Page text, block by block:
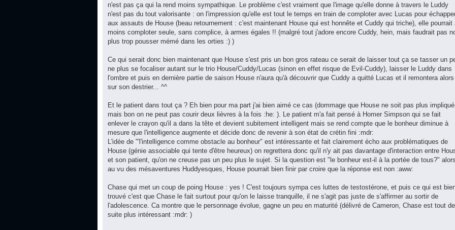
n'est pas ça qui la rend moins sympathique. Le problème c'est vraiment que l'image qu'elle donne à travers le Luddy
n'est pas du tout valorisante : on l'impression qu'elle est tout le temps en train de comploter avec Lucas pour
aux assauts de House (beau retournement : c'est maintenant House qui est honnête et Cuddy qui triche), elle pourrait
moins comploter seule, sans complice, à armes égales !! (malgré tout j'adore encore Cuddy, hein, mais faudrait pas
plus trop pousser mémé dans les orties :) )
Ce qui serait donc bien maintenant que House s'est pris un bon gros rateau ce serait de laisser tout ça se tasser un
ne plus se focaliser autant sur le trio House/Cuddy/Lucas (sinon en effet risque de Evil-Cuddy), laisser le Luddy dans
l'ombre et puis en dernière partie de saison House n'aura qu'à découvrir que Cuddy a quitté Lucas et il remontera alors
sur son destrier... ^^
Et le patient dans tout ça ? Eh bien pour ma part j'ai bien aimé ce cas (dommage que House ne soit pas plus impliqué,
mais bon on ne peut pas courir deux lièvres à la fois :he: ). Le patient m'a fait pensé à Homer Simpson qui se fait
enlever le crayon qu'il a dans la tête et devient subitement intelligent mais se rend compte que le bonheur diminue à
mesure que l'intelligence augmente et décide donc de revenir à son état de crétin fini :mdr:
L'idée de "'l'intelligence comme obstacle au bonheur" est intéressante et fait clairement écho aux problématiques de
House (génie associable qui tente d'être heureux) on regrettera donc qu'il n'y ait pas davantage d'interaction entre
et son patient, qu'on ne creuse pas un peu plus le sujet. Si la question est "le bonheur est-il à la portée de tous?" alors
au vu des mésaventures Huddyesques, House pourrait bien finir par croire que la réponse est non :aww:
Chase qui met un coup de poing House : yes ! C'est toujours sympa ces luttes de testostérone, et puis ce qui est
trouvé c'est que Chase le fait surtout pour qu'on le laisse tranquille, il ne s'agit pas juste de s'affirmer au sortir de
l'adolescence. Ca montre que le personnage évolue, gagne un peu en maturité (délivré de Cameron, Chase est tout de
suite plus intéressant :mdr: )